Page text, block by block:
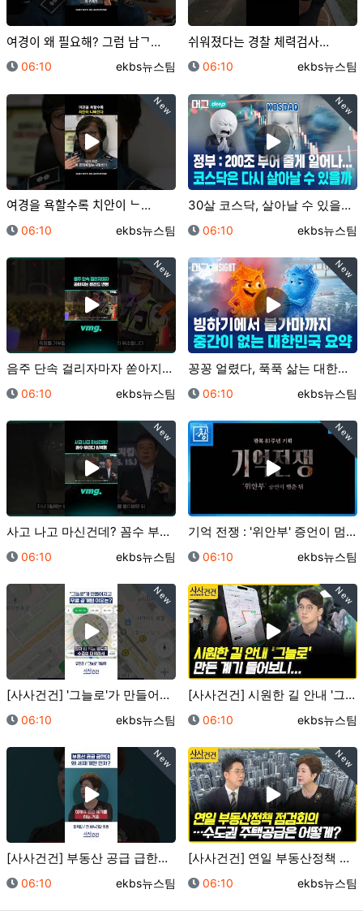
여경이 왜 필요해? 그럼 남ᄀ…
등록일
06:10 등록자
ekbs뉴스팀
쉬워졌다는 경찰 체력검사…
등록일
06:10 등록자
ekbs뉴스팀
New
여경을 욕할수록 치안이 ᄂ…
등록일
06:10 등록자
ekbs뉴스팀
New
30살 코스닥, 살아날 수 있을까?/ 머그 딥 인사이트…
등록일
06:10 등록자
ekbs뉴스팀
New
음주 단속 걸리자마자 쏟아지는 레전드 변명 / 비디오머…
등록일
06:10 등록자
ekbs뉴스팀
New
꽁꽁 얼렸다, 푹푹 삶는 대한민국 2계절 근황 / 머그…
등록일
06:10 등록자
ekbs뉴스팀
New
사고 나고 마신건데? 꼼수 부리다 징역행 / 비디오머그…
등록일
06:10 등록자
ekbs뉴스팀
New
기억 전쟁 : '위안부' 증언이 멈춘 뒤 [예고] | …
등록일
06:10 등록자
ekbs뉴스팀
New
[사사건건] '그늘로'가 만들어지고 무료 공개된 이유는…
등록일
06:10 등록자
ekbs뉴스팀
New
[사사건건] 시원한 길 안내 '그늘로' 만든 계기 들어…
등록일
06:10 등록자
ekbs뉴스팀
New
[사사건건] 부동산 공급 급한데 왜 세제개편 먼저? (…
등록일
06:10 등록자
ekbs뉴스팀
New
[사사건건] 연일 부동산정책 점검회의…수도권 주택공급은…
등록일
06:10 등록자
ekbs뉴스팀